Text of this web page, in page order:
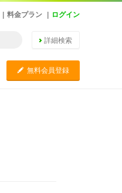
料金プラン ログイン
詳細検索
C 無料会員登録